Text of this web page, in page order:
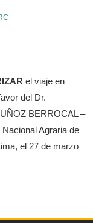
el viaje en
del Dr.
BERROCAL –
Agraria de
el 27 de marzo